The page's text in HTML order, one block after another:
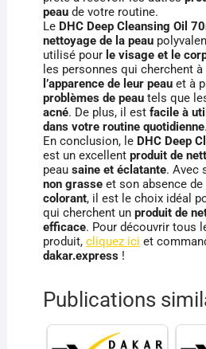
peaude votre routine.
Le DHC Deep Cleansing Oil
nettoyage de la peau
utilisé pour le visage et le
les personnes qui cherchent à
l’apparence de leur peauet à
problèmes de peautels que
acné. De plus, il est facile à
dans votre routine quotidienne.
En conclusion, le DHC Deep
est un excellent produit de
peau saine et éclatante. Avec
non grasseet son absence de
colorant, il est le choix idéal
qui cherchent un produit de
efficace. Pour découvrir tous
produit, cliquez ici et
dakar.express!
Publications